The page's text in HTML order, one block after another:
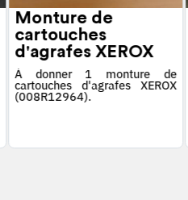
Monture de
cartouches
d'agrafes XEROX
À donner 1 monture de
cartouches d'agrafes XEROX
(008R12964).